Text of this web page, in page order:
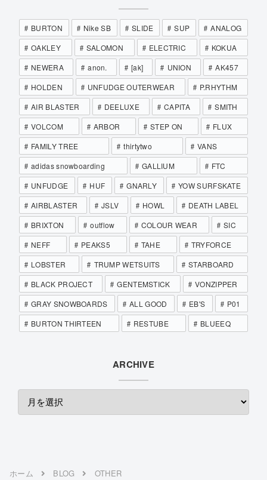
BURTON Nike SB SLIDE SUP
ANALOG
OAKLEY
SALOMON ELECTRIC
KOKUA
NEWERA
anon. [ak] UNION
AK457
HOLDEN
UNFUDGE OUTERWEAR
P.RHYTHM
AIR BLASTER
DEELUXE CAPITA
SMITH
VOLCOM
ARBOR STEP ON
FLUX
FAMILY TREE
thirtytwo
VANS
adidas snowboarding
GALLIUM
FTC
UNFUDGE
HUF GNARLY
YOW SURFSKATE
AIRBLASTER
JSLV HOWL
DEATH LABEL
BRIXTON
outflow COLOUR WEAR
SIC
NEFF
PEAKS5 TAHE
TRYFORCE
LOBSTER
TRUMP WETSUITS
STARBOARD
BLACK PROJECT
GENTEMSTICK
VONZIPPER
GRAY SNOWBOARDS
ALL GOOD EB'S
P01
BURTON THIRTEEN
RESTUBE BLUEEQ
ARCHIVE
ホーム BLOG OTHER